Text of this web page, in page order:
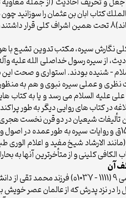
را در جهنم بنماياند)8 تحت همين
كلى نگارش سيره، مكتب تدوين تشيع با
از سيره رسول خداصلى الله عليه
– شنيده بودند. استوارى و صحت اين
و عملى سيره نبوى و هم به منظور
على عليه السلام مى رسد و يا به
در كتاب هاى روايى ديگر به طور
تأليفات شيعيان در دو قرن نخست
متوفى به سال 150ق و روايات سيره به طور
الارشاد شيخ مفيد و اعلام
الكافى كلينى و از متأخرترين آنها به
آن
محمدباقر مجلسى 9 (1111 –
در نزد پدرش كه از عالمان عصر